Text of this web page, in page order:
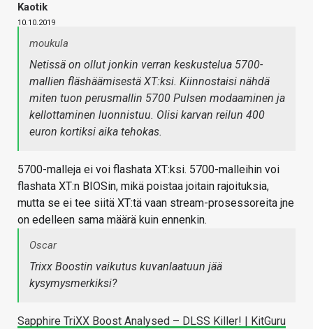
Kaotik
10.10.2019
moukula
Netissä on ollut jonkin verran keskustelua 5700-
mallien fläshäämisestä XT:ksi. Kiinnostaisi nähdä
miten tuon perusmallin 5700 Pulsen modaaminen ja
kellottaminen luonnistuu. Olisi karvan reilun 400
euron kortiksi aika tehokas.
5700-malleja ei voi flashata XT:ksi. 5700-malleihin voi
flashata XT:n BIOSin, mikä poistaa joitain rajoituksia,
mutta se ei tee siitä XT:tä vaan stream-prosessoreita jne
on edelleen sama määrä kuin ennenkin.
Oscar
Trixx Boostin vaikutus kuvanlaatuun jää
kysymysmerkiksi?
Sapphire TriXX Boost Analysed – DLSS Killer! | KitGuru